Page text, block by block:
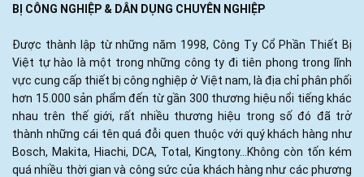
BỊ CÔNG NGHIỆP & DÂN DỤNG CHUYÊN NGHIỆP
Được thành lập từ những năm 1998, Công Ty Cổ Phần Thiết Bị
Việt tự hào là một trong những công ty đi tiên phong trong lĩnh
vực cung cấp thiết bị công nghiệp ở Việt nam, là địa chỉ phân phối
hơn 15.000 sản phẩm đến từ gần 300 thương hiệu nổi tiếng khác
nhau trên thế giới, rất nhiều thương hiệu trong số đó đã trở
thành những cái tên quá đỗi quen thuộc với quý khách hàng như
Bosch, Makita, Hiachi, DCA, Total, Kingtony...Không còn tốn kém
quá nhiều thời gian và công sức của khách hàng như các phương